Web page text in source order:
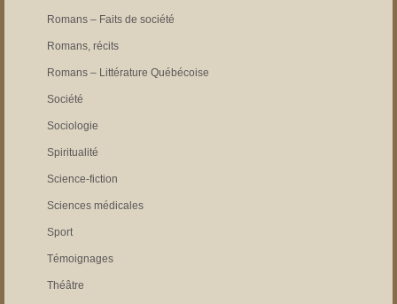
Romans – Faits de société
Romans, récits
Romans – Littérature Québécoise
Société
Sociologie
Spiritualité
Science-fiction
Sciences médicales
Sport
Témoignages
Théâtre